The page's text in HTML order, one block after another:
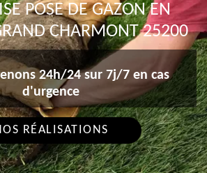
POSE DE GAZON EN
CHARMONT 25200
24h/24 sur 7j/7 en cas
d'urgence
RÉALISATIONS